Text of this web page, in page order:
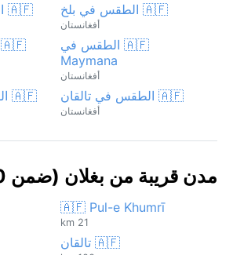
🇦🇫 الطقس في بلخ
أفغانستان
🇦🇫 الطقس في Gardez
🇦🇫 الطقس في
Maymana
أفغانستان
🇦🇫 الطقس في Khulm
🇦🇫 الطقس في تالقان
أفغانستان
🇦🇫 الطقس في Bāmyān
مدن قريبة من بغلان (ضمن 300 كم)
🇦🇫 Pul-e Khumrī
21 km
🇦🇫 تالقان